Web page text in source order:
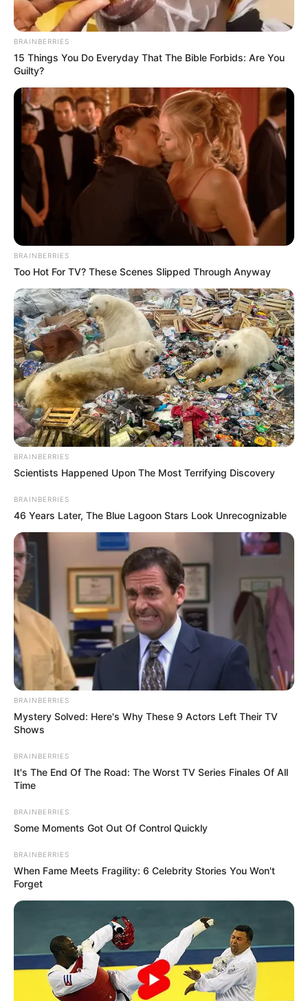
Exkluzív fotók: luxus, szenvedély és titkok,
amelyeket el akartak rejteni!
SZÖVEG:
Magyarországon robbant a hír: kiszivárgott
felvételek rázták meg a közéletet, amelyek egy
BRAINBERRIES
15 Things You Do Everyday That The Bible Forbids: Are You
Guilty?
BRAINBERRIES
Too Hot For TV? These Scenes Slipped Through Anyway
BRAINBERRIES
Scientists Happened Upon The Most Terrifying Discovery
BRAINBERRIES
46 Years Later, The Blue Lagoon Stars Look Unrecognizable
BRAINBERRIES
Mystery Solved: Here's Why These 9 Actors Left Their TV
Shows
BRAINBERRIES
It's The End Of The Road: The Worst TV Series Finales Of All
Time
BRAINBERRIES
Some Moments Got Out Of Control Quickly
BRAINBERRIES
When Fame Meets Fragility: 6 Celebrity Stories You Won't
Forget